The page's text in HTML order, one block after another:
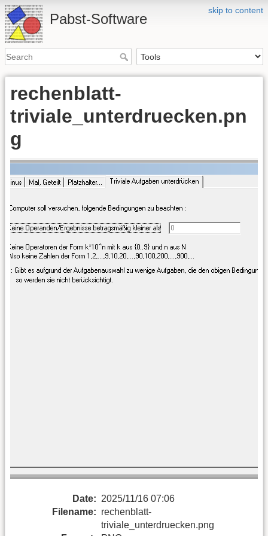
skip to content
Pabst-Software
rechenblatt-
triviale_unterdruecken.pn
g
Date: 2025/11/16 07:06
Filename: rechenblatt-
triviale_unterdruecken.png